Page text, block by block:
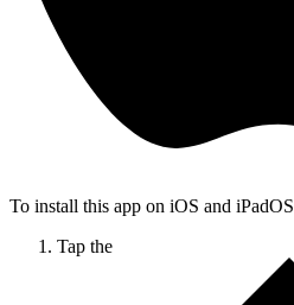
To install this app on iOS and iPadOS
Tap the